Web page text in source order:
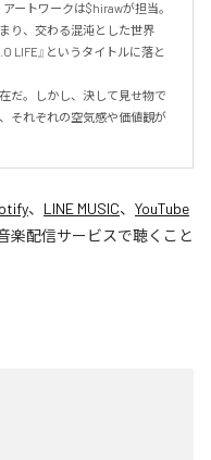
ートワークは$hirawが担当。
り、交わる混沌とした世界
LIFE』というタイトルに落と
在だ。しかし、決して見せ物で
それぞれの空気感や価値観が
、 LINE MUSIC、 YouTube
楽配信サービスで聴くこと